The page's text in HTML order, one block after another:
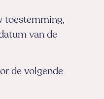
toestemming,
van de
de volgende